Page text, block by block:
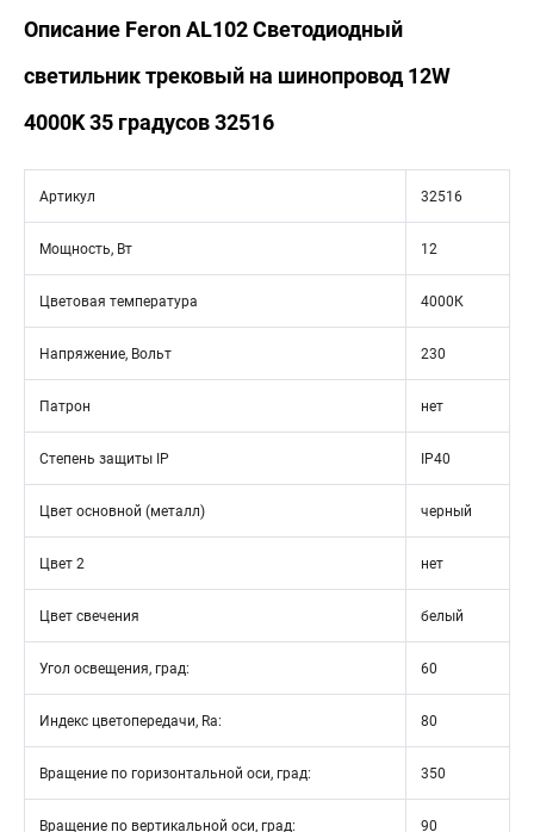
Описание Feron AL102 Светодиодный
светильник трековый на шинопровод 12W
4000K 35 градусов 32516
Артикул 32516
Мощность, Вт 12
Цветовая температура 4000К
Напряжение, Вольт 230
Патрон нет
Степень защиты IP IP40
Цвет основной (металл) черный
Цвет 2 нет
Цвет свечения белый
Угол освещения, град: 60
Индекс цветопередачи, Ra: 80
Вращение по горизонтальной оси, град: 350
Вращение по вертикальной оси, град: 90